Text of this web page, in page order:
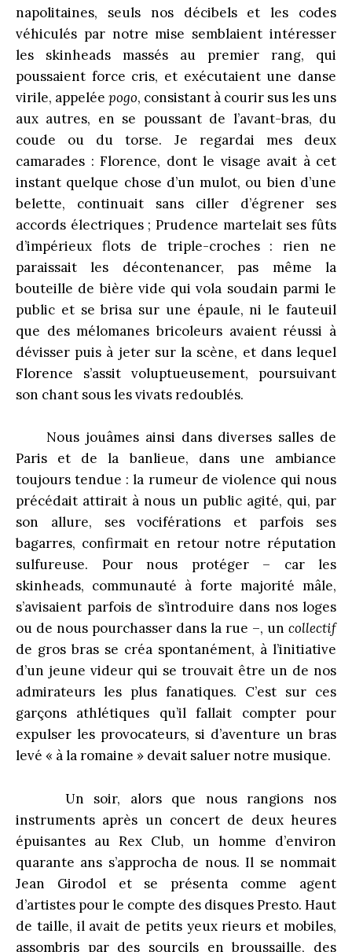
napolitaines, seuls nos décibels et les codes
véhiculés par notre mise semblaient intéresser
les skinheads massés au premier rang, qui
poussaient force cris, et exécutaient une danse
virile, appelée pogo, consistant à courir sus les uns
aux autres, en se poussant de l’avant-bras, du
coude ou du torse. Je regardai mes deux
camarades : Florence, dont le visage avait à cet
instant quelque chose d’un mulot, ou bien d’une
belette, continuait sans ciller d’égrener ses
accords électriques ; Prudence martelait ses fûts
d’impérieux flots de triple-croches : rien ne
paraissait les décontenancer, pas même la
bouteille de bière vide qui vola soudain parmi le
public et se brisa sur une épaule, ni le fauteuil
que des mélomanes bricoleurs avaient réussi à
dévisser puis à jeter sur la scène, et dans lequel
Florence s’assit voluptueusement, poursuivant
son chant sous les vivats redoublés.
Nous jouâmes ainsi dans diverses salles de
Paris et de la banlieue, dans une ambiance
toujours tendue : la rumeur de violence qui nous
précédait attirait à nous un public agité, qui, par
son allure, ses vociférations et parfois ses
bagarres, confirmait en retour notre réputation
sulfureuse. Pour nous protéger – car les
skinheads, communauté à forte majorité mâle,
s’avisaient parfois de s’introduire dans nos loges
ou de nous pourchasser dans la rue –, un collectif
de gros bras se créa spontanément, à l’initiative
d’un jeune videur qui se trouvait être un de nos
admirateurs les plus fanatiques. C’est sur ces
garçons athlétiques qu’il fallait compter pour
expulser les provocateurs, si d’aventure un bras
levé « à la romaine » devait saluer notre musique.
Un soir, alors que nous rangions nos
instruments après un concert de deux heures
épuisantes au Rex Club, un homme d’environ
quarante ans s’approcha de nous. Il se nommait
Jean Girodol et se présenta comme agent
d’artistes pour le compte des disques Presto. Haut
de taille, il avait de petits yeux rieurs et mobiles,
assombris par des sourcils en broussaille, des